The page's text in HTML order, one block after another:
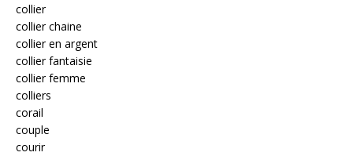
collier
collier chaine
collier en argent
collier fantaisie
collier femme
colliers
corail
couple
courir